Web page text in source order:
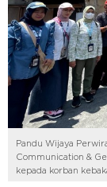
Pandu Wijaya
Communication &
kepada korban